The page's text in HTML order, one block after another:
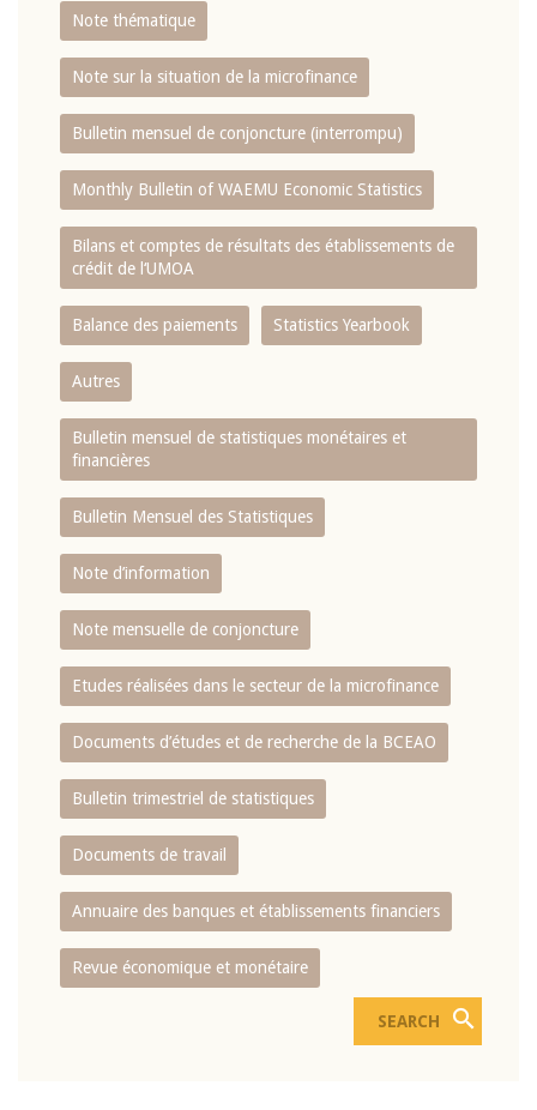
Note thématique
Note sur la situation de la microfinance
Bulletin mensuel de conjoncture (interrompu)
Monthly Bulletin of WAEMU Economic Statistics
Bilans et comptes de résultats des établissements de
crédit de l‘UMOA
Balance des paiements Statistics Yearbook
Autres
Bulletin mensuel de statistiques monétaires et
financières
Bulletin Mensuel des Statistiques
Note d’information
Note mensuelle de conjoncture
Etudes réalisées dans le secteur de la microfinance
Documents d’études et de recherche de la BCEAO
Bulletin trimestriel de statistiques
Documents de travail
Annuaire des banques et établissements financiers
Revue économique et monétaire